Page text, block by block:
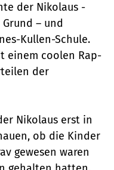
der Nikolaus -
– und
Kullen-Schule.
einem coolen Rap-
der
Nikolaus erst in
ob die Kinder
gewesen waren